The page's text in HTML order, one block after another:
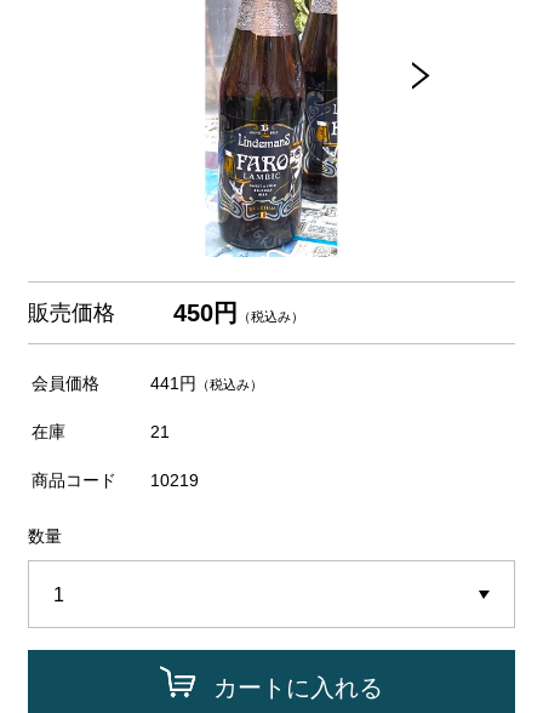
販売価格 450円 （税込み）
会員価格 441円 （税込み）
在庫 21
商品コード 10219
数量
カートに入れる